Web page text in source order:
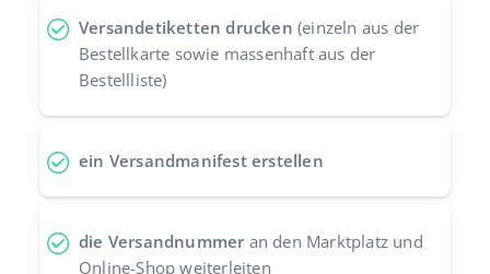
Ecosystem
Base Analytics
Base Connect
Base.com Audit
Vorteilsrechner
español (AR)
español (MX)
Français
Italiano
Versandetiketten drucken (einzeln aus der
Bestellkarte sowie massenhaft aus der
Bestellliste)
ein Versandmanifest erstellen
die Versandnummer an den Marktplatz und
Online-Shop weiterleiten